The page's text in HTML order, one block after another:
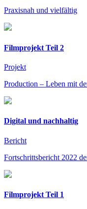
Praxisnah und vielfältig
Filmprojekt Teil 2
Projekt
Production – Leben mit
Digital und nachhaltig
Bericht
Fortschrittsbericht 2022
Filmprojekt Teil 1